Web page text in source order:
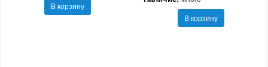
В корзину
В корзину